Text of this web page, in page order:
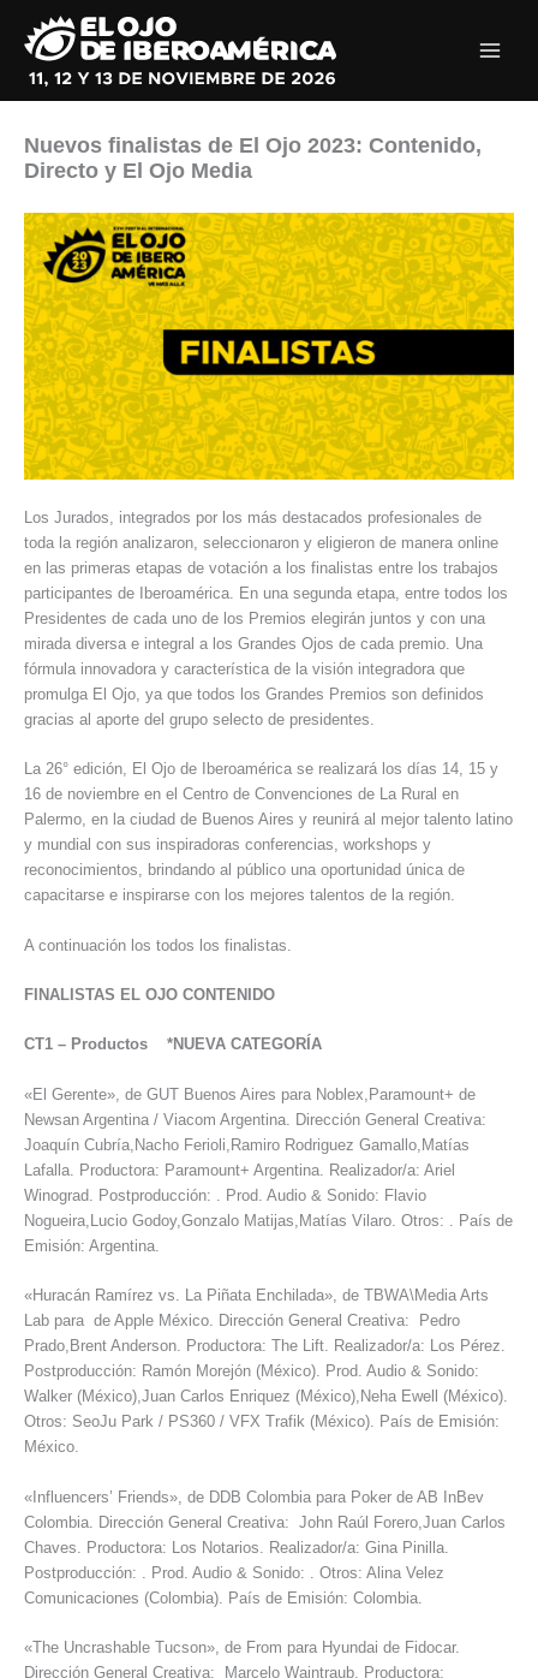
contenido
Nuevos finalistas de El Ojo 2023: Contenido,
Directo y El Ojo Media
Los Jurados, integrados por los más destacados profesionales de
toda la región analizaron, seleccionaron y eligieron de manera online
en las primeras etapas de votación a los finalistas entre los trabajos
participantes de Iberoamérica. En una segunda etapa, entre todos los
Presidentes de cada uno de los Premios elegirán juntos y con una
mirada diversa e integral a los Grandes Ojos de cada premio. Una
fórmula innovadora y característica de la visión integradora que
promulga El Ojo, ya que todos los Grandes Premios son definidos
gracias al aporte del grupo selecto de presidentes.
La 26° edición, El Ojo de Iberoamérica se realizará los días 14, 15 y
16 de noviembre en el Centro de Convenciones de La Rural en
Palermo, en la ciudad de Buenos Aires y reunirá al mejor talento latino
y mundial con sus inspiradoras conferencias, workshops y
reconocimientos, brindando al público una oportunidad única de
capacitarse e inspirarse con los mejores talentos de la región.
A continuación los todos los finalistas.
FINALISTAS EL OJO CONTENIDO
CT1 – Productos *NUEVA CATEGORÍA
«El Gerente», de GUT Buenos Aires para Noblex,Paramount+ de
Newsan Argentina / Viacom Argentina. Dirección General Creativa:
Joaquín Cubría,Nacho Ferioli,Ramiro Rodriguez Gamallo,Matías
Lafalla. Productora: Paramount+ Argentina. Realizador/a: Ariel
Winograd. Postproducción: . Prod. Audio & Sonido: Flavio
Nogueira,Lucio Godoy,Gonzalo Matijas,Matías Vilaro. Otros: . País de
Emisión: Argentina.
«Huracán Ramírez vs. La Piñata Enchilada», de TBWA\Media Arts
Lab para de Apple México. Dirección General Creativa: Pedro
Prado,Brent Anderson. Productora: The Lift. Realizador/a: Los Pérez.
Postproducción: Ramón Morejón (México). Prod. Audio & Sonido:
Walker (México),Juan Carlos Enriquez (México),Neha Ewell (México).
Otros: SeoJu Park / PS360 / VFX Trafik (México). País de Emisión:
México.
«Influencers’ Friends», de DDB Colombia para Poker de AB InBev
Colombia. Dirección General Creativa: John Raúl Forero,Juan Carlos
Chaves. Productora: Los Notarios. Realizador/a: Gina Pinilla.
Postproducción: . Prod. Audio & Sonido: . Otros: Alina Velez
Comunicaciones (Colombia). País de Emisión: Colombia.
«The Uncrashable Tucson», de From para Hyundai de Fidocar.
Dirección General Creativa: Marcelo Waintraub. Productora: